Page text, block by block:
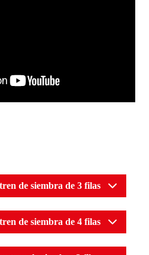
de siembra de 3 filas
de siembra de 4 filas